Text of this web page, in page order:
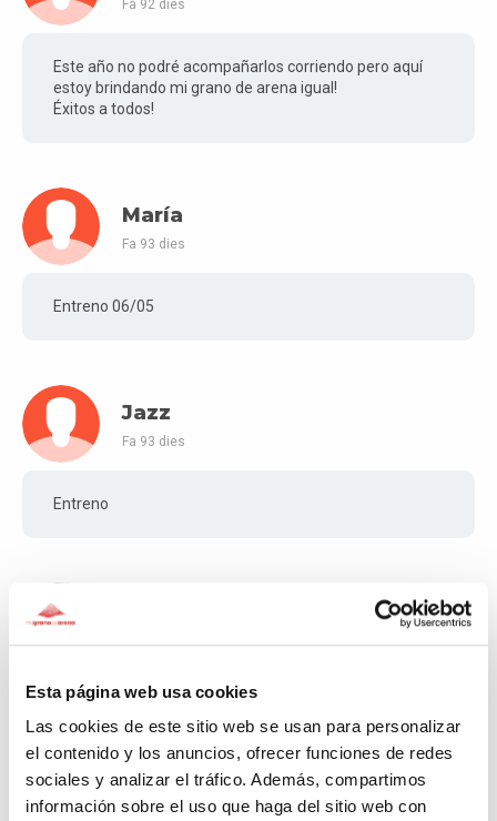
Esta página web usa cookies
Las cookies de este sitio web se usan para personalizar
el contenido y los anuncios, ofrecer funciones de redes
sociales y analizar el tráfico. Además, compartimos
información sobre el uso que haga del sitio web con
Fa 92 dies
Este año no podré acompañarlos corriendo pero aquí
estoy brindando mi grano de arena igual!
Éxitos a todos!
María
Fa 93 dies
Entreno 06/05
Jazz
Fa 93 dies
Entreno
Donativo Sabrina
Rocio